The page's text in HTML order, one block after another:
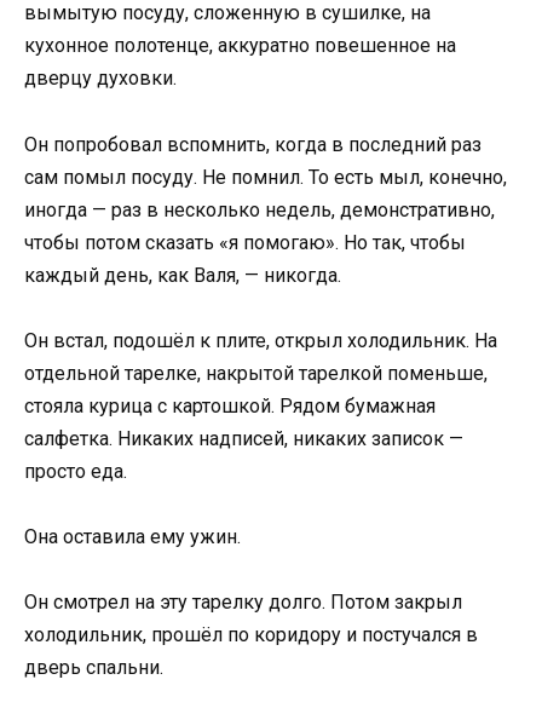
вымытую посуду, сложенную в сушилке, на
кухонное полотенце, аккуратно повешенное на
дверцу духовки.
Он попробовал вспомнить, когда в последний раз
сам помыл посуду. Не помнил. То есть мыл, конечно,
иногда — раз в несколько недель, демонстративно,
чтобы потом сказать «я помогаю». Но так, чтобы
каждый день, как Валя, — никогда.
Он встал, подошёл к плите, открыл холодильник. На
отдельной тарелке, накрытой тарелкой поменьше,
стояла курица с картошкой. Рядом бумажная
салфетка. Никаких надписей, никаких записок —
просто еда.
Она оставила ему ужин.
Он смотрел на эту тарелку долго. Потом закрыл
холодильник, прошёл по коридору и постучался в
дверь спальни.